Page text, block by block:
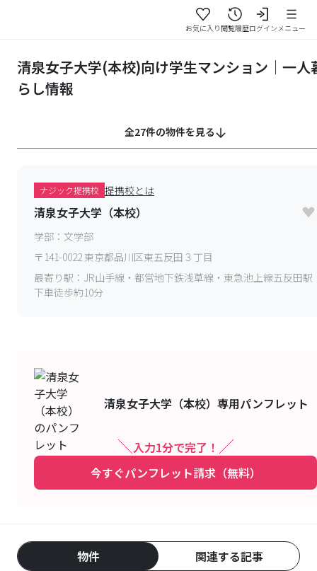
お気に入り閲覧履歴ログインメニュー
清泉女子大学(本校)向け学生マンション｜一人
らし情報
全27件の物件を見る
ナジック提携校 提携校とは
清泉女子大学（本校）
学部： 文学部
〒 141-0022東京都品川区東五反田３丁目
最寄り駅： JR山手線・都営地下鉄浅草線・東急池上線五反田駅
下車徒歩約10分
清泉女子大学（本校） 専用パンフレット
入力1分で完了！
今すぐパンフレット請求（無料）
物件 関連する記事